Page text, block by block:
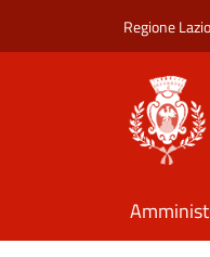
Regione Lazio